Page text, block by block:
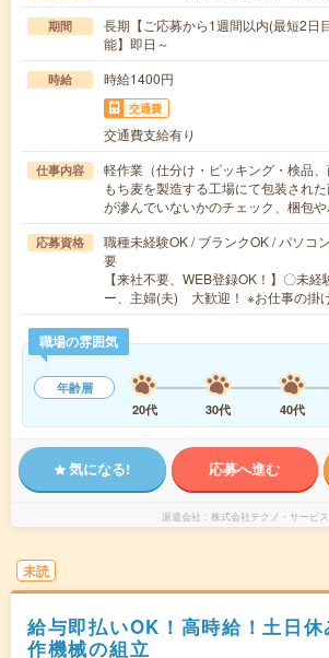
期間
長期【ご応募から1週間以内(最短2日
能】即日～
時給 時給1400円
交通費
交通費支給有り
仕事内容
軽作業（仕分け・ピッキング・検品、
もち麦を製造する工場にて包装され
が滲んでいないかのチェック、梱包
応募資格
職種未経験OK / ブランクOK / パソコ
要
【来社不要、WEB登録OK！】〇未
ー、主婦(夫) 大歓迎！ ※お仕事の掛
職場の雰囲気
年齢層
20代
30代 40代
気になる! 応募へ進む
派遣会社 株式会社テクノ・サービス
未読
給与即払いOK！高時給！土日
作機械の組立